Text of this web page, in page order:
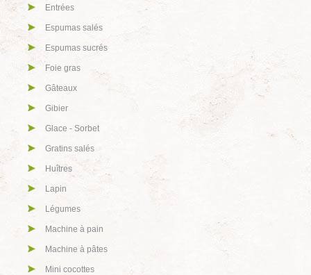
Entrées
Espumas salés
Espumas sucrés
Foie gras
Gâteaux
Gibier
Glace - Sorbet
Gratins salés
Huîtres
Lapin
Légumes
Machine à pain
Machine à pâtes
Mini cocottes